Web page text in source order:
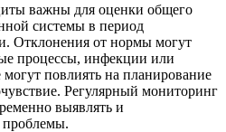
важны для оценки общего
системы в период
Отклонения от нормы могут
процессы, инфекции или
повлиять на планирование
Регулярный мониторинг
выявлять и
проблемы.